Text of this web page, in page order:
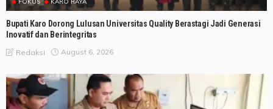
Bupati Karo Dorong Lulusan Universitas Quality Berastagi Jadi Generasi
Inovatif dan Berintegritas
Redaksi August 6, 2026